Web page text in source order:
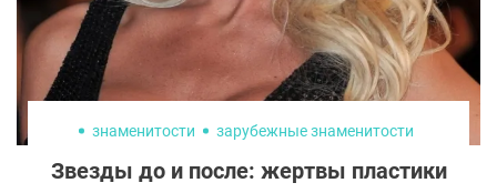
знаменитости зарубежные знаменитости
Звезды до и после: жертвы пластики